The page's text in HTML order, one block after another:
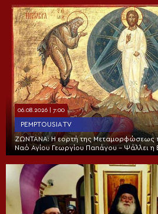
06.08.2026 | 7:00
PEMPTOUSIA TV
ΖΩΝΤΑΝΑ: Η εορτή της Μεταμορφώσεως
Ναό Αγίου Γεωργίου Παπάγου – Ψάλλει η